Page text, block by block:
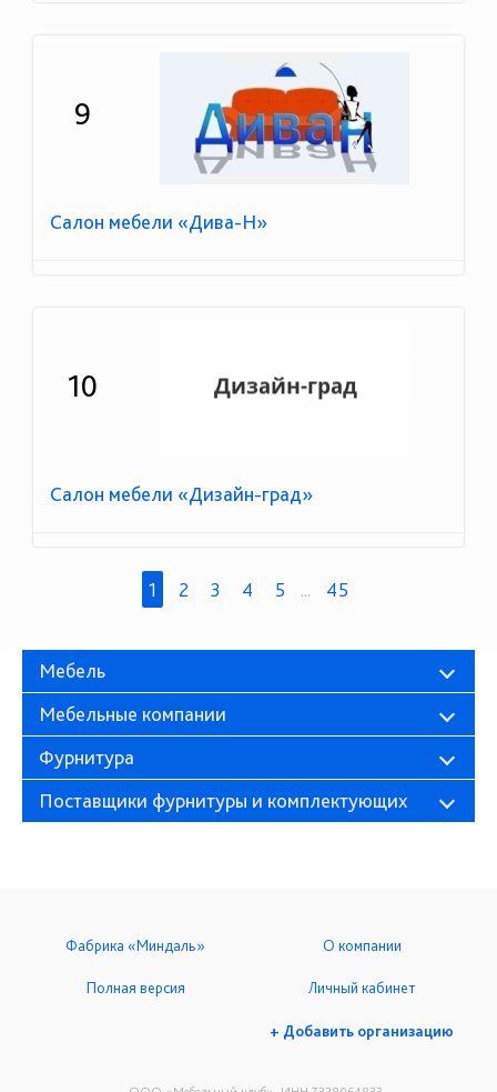
9
Салон мебели «Дива-Н»
10
Салон мебели «Дизайн-град»
1 2 3 4 5 ... 45
Мебель
Мебельные компании
Фурнитура
Поставщики фурнитуры и комплектующих
Фабрика «Миндаль» О компании
Полная версия Личный кабинет
+ Добавить организацию